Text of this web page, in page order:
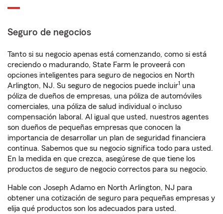
Seguro de negocios
Tanto si su negocio apenas está comenzando, como si está
creciendo o madurando, State Farm le proveerá con
opciones inteligentes para seguro de negocios en North
Arlington, NJ. Su seguro de negocios puede incluir1 una
póliza de dueños de empresas, una póliza de automóviles
comerciales, una póliza de salud individual o incluso
compensación laboral. Al igual que usted, nuestros agentes
son dueños de pequeñas empresas que conocen la
importancia de desarrollar un plan de seguridad financiera
continua. Sabemos que su negocio significa todo para usted.
En la medida en que crezca, asegúrese de que tiene los
productos de seguro de negocio correctos para su negocio.
Hable con Joseph Adamo en North Arlington, NJ para
obtener una cotización de seguro para pequeñas empresas y
elija qué productos son los adecuados para usted.